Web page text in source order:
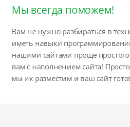
Мы всегда поможем!
Вам не нужно разбираться в
иметь навыки
нашими сайтами проще
вам с наполнением сайта!
мы их разместим и ваш сайт